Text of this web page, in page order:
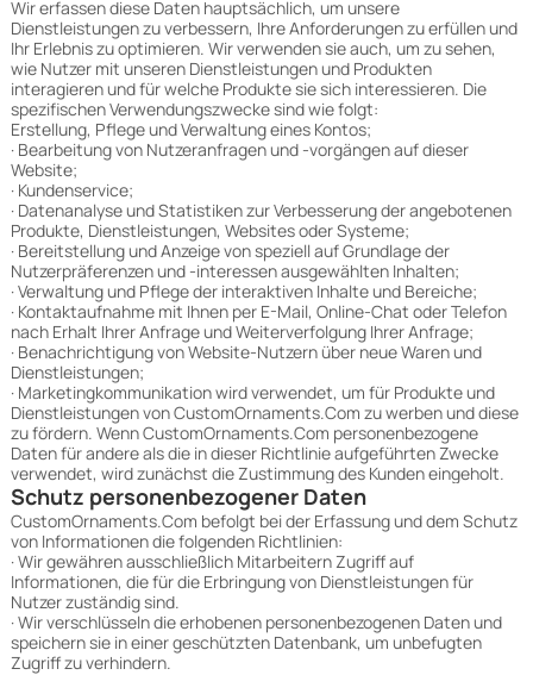
Wir erfassen diese Daten hauptsächlich, um unsere
Dienstleistungen zu verbessern, Ihre Anforderungen zu erfüllen und
Ihr Erlebnis zu optimieren. Wir verwenden sie auch, um zu sehen,
wie Nutzer mit unseren Dienstleistungen und Produkten
interagieren und für welche Produkte sie sich interessieren. Die
spezifischen Verwendungszwecke sind wie folgt:
Erstellung, Pflege und Verwaltung eines Kontos;
· Bearbeitung von Nutzeranfragen und -vorgängen auf dieser
Website;
· Kundenservice;
· Datenanalyse und Statistiken zur Verbesserung der angebotenen
Produkte, Dienstleistungen, Websites oder Systeme;
· Bereitstellung und Anzeige von speziell auf Grundlage der
Nutzerpräferenzen und -interessen ausgewählten Inhalten;
· Verwaltung und Pflege der interaktiven Inhalte und Bereiche;
· Kontaktaufnahme mit Ihnen per E-Mail, Online-Chat oder Telefon
nach Erhalt Ihrer Anfrage und Weiterverfolgung Ihrer Anfrage;
· Benachrichtigung von Website-Nutzern über neue Waren und
Dienstleistungen;
· Marketingkommunikation wird verwendet, um für Produkte und
Dienstleistungen von CustomOrnaments.Com zu werben und diese
zu fördern. Wenn CustomOrnaments.Com personenbezogene
Daten für andere als die in dieser Richtlinie aufgeführten Zwecke
verwendet, wird zunächst die Zustimmung des Kunden eingeholt.
Schutz personenbezogener Daten
CustomOrnaments.Com befolgt bei der Erfassung und dem Schutz
von Informationen die folgenden Richtlinien:
· Wir gewähren ausschließlich Mitarbeitern Zugriff auf
Informationen, die für die Erbringung von Dienstleistungen für
Nutzer zuständig sind.
· Wir verschlüsseln die erhobenen personenbezogenen Daten und
speichern sie in einer geschützten Datenbank, um unbefugten
Zugriff zu verhindern.